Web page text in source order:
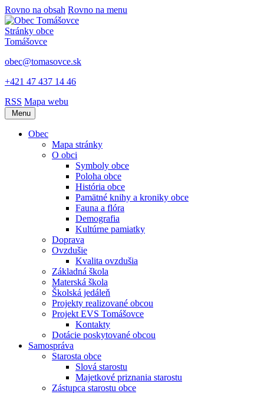
Rovno na obsah Rovno na menu
Stránky obce
Tomášovce
obec@tomasovce.sk
+421 47 437 14 46
RSS Mapa webu
Menu
Obec
Mapa stránky
O obci
Symboly obce
Poloha obce
História obce
Pamätné knihy a kroniky obce
Fauna a flóra
Demografia
Kultúrne pamiatky
Doprava
Ovzdušie
Kvalita ovzdušia
Základná škola
Materská škola
Školská jedáleň
Projekty realizované obcou
Projekt EVS Tomášovce
Kontakty
Dotácie poskytované obcou
Samospráva
Starosta obce
Slová starostu
Majetkové priznania starostu
Zástupca starostu obce